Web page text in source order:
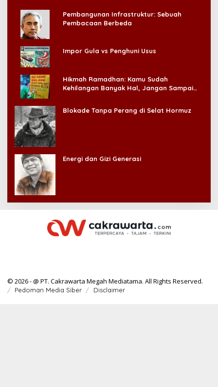
Pembangunan Infrastruktur: Sebuah
Pembacaan Berbeda
Impor Gula vs Penghuni Usus
Hikmah Ramadhan: Kamu Sudah
Kehilangan Banyak Hal, Jangan Sampai
Blokade Tanpa Perang di Selat Hormuz
Energi dan Gizi Generasi
© 2026 - @ PT. Cakrawarta Megah Mediatama. All Rights Reserved.
Pedoman Media Siber Disclaimer